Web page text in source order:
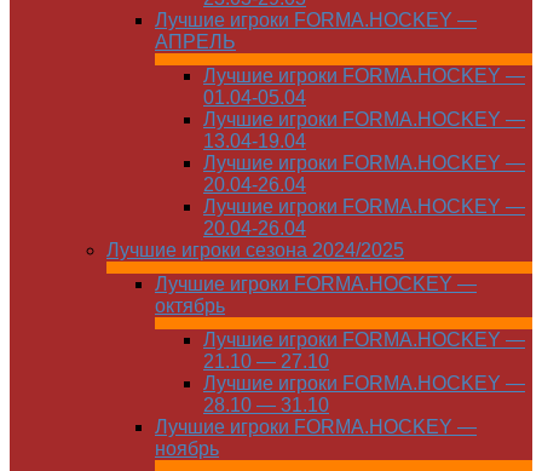
Лучшие игроки FORMA.HOCKEY —
АПРЕЛЬ
Лучшие игроки FORMA.HOCKEY —
01.04-05.04
Лучшие игроки FORMA.HOCKEY —
13.04-19.04
Лучшие игроки FORMA.HOCKEY —
20.04-26.04
Лучшие игроки FORMA.HOCKEY —
20.04-26.04
Лучшие игроки сезона 2024/2025
Лучшие игроки FORMA.HOCKEY —
октябрь
Лучшие игроки FORMA.HOCKEY —
21.10 — 27.10
Лучшие игроки FORMA.HOCKEY —
28.10 — 31.10
Лучшие игроки FORMA.HOCKEY —
ноябрь